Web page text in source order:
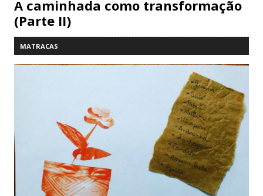
A caminhada como transformação
(Parte II)
MATRACAS